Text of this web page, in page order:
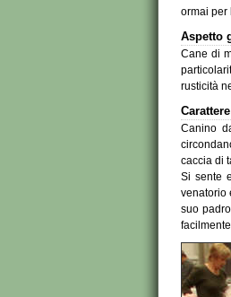
ormai per
Aspetto
Cane di
rusticità
Carattere
Canino
caccia di
Si sente
venatorio
suo